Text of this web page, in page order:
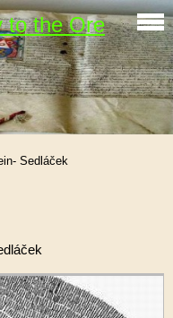
to the Ore
Sedláček